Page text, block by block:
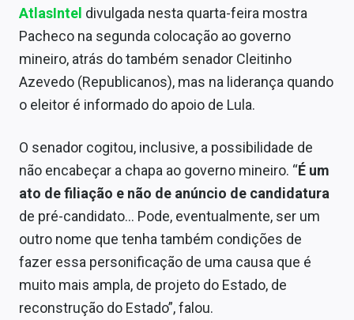
AtlasIntel divulgada nesta quarta-feira mostra
Pacheco na segunda colocação ao governo
mineiro, atrás do também senador Cleitinho
Azevedo (Republicanos), mas na liderança quando
o eleitor é informado do apoio de Lula.
O senador cogitou, inclusive, a possibilidade de
não encabeçar a chapa ao governo mineiro. “É um
ato de filiação e não de anúncio de candidatura
de pré-candidato… Pode, eventualmente, ser um
outro nome que tenha também condições de
fazer essa personificação de uma causa que é
muito mais ampla, de projeto do Estado, de
reconstrução do Estado”, falou.